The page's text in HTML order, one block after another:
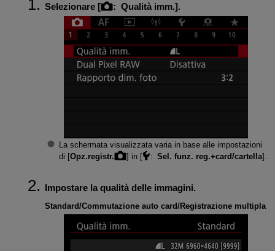
Selezionare [ : Qualità imm.].
La schermata visualizzata varia in base alle impostazioni
di [Opz.registr. ] in [ : Sel. funz. reg.+card/cartella].
Impostare la qualità delle immagini.
Standard/Commutazione auto card/Registrazione multipla